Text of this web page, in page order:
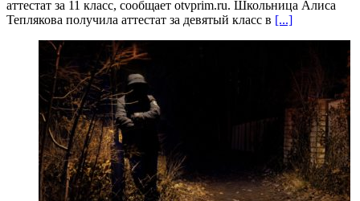
аттестат за 11 класс, сообщает otvprim.ru. Школьница Алиса
Теплякова получила аттестат за девятый класс в [...]